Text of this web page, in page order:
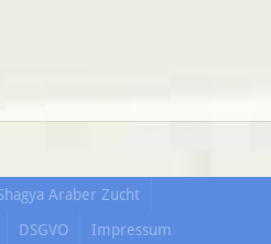
Araber Zucht
DSGVO Impressum